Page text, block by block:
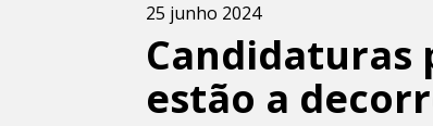
25 junho 2024
Candidaturas
estão a